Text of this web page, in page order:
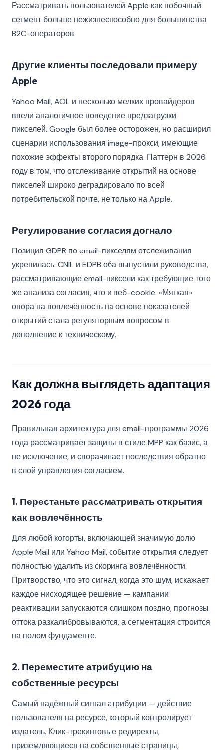
Рассматривать пользователей Apple как побочный
сегмент больше нежизнеспособно для большинства
B2C-операторов.
Другие клиенты последовали примеру
Apple
Yahoo Mail, AOL и несколько мелких провайдеров
ввели аналогичное поведение предзагрузки
пикселей. Google был более осторожен, но расширил
сценарии использования image-прокси, имеющие
похожие эффекты второго порядка. Паттерн в 2026
году в том, что отслеживание открытий на основе
пикселей широко деградировало по всей
потребительской почте, не только на Apple.
Регулирование согласия догнало
Позиция GDPR по email-пикселям отслеживания
укрепилась. CNIL и EDPB оба выпустили руководства,
рассматривающие email-пиксели как требующие того
же анализа согласия, что и веб-cookie. «Мягкая»
опора на вовлечённость на основе показателей
открытий стала регуляторным вопросом в
дополнение к техническому.
Как должна выглядеть адаптация
2026 года
Правильная архитектура для email-программы 2026
года рассматривает защиты в стиле MPP как базис, а
не исключение, и сворачивает последствия обратно
в слой управления согласием.
1. Перестаньте рассматривать открытия
как вовлечённость
Для любой когорты, включающей значимую долю
Apple Mail или Yahoo Mail, событие открытия следует
полностью удалить из скоринга вовлечённости.
Притворство, что это сигнал, когда это шум, искажает
каждое нисходящее решение — кампании
реактивации запускаются слишком поздно, прогнозы
оттока разкалибровываются, а сегментация строится
на полом фундаменте.
2. Переместите атрибуцию на
собственные ресурсы
Самый надёжный сигнал атрибуции — действие
пользователя на ресурсе, который контролирует
издатель. Клик-трекинговые редиректы,
приземляющиеся на собственные страницы,